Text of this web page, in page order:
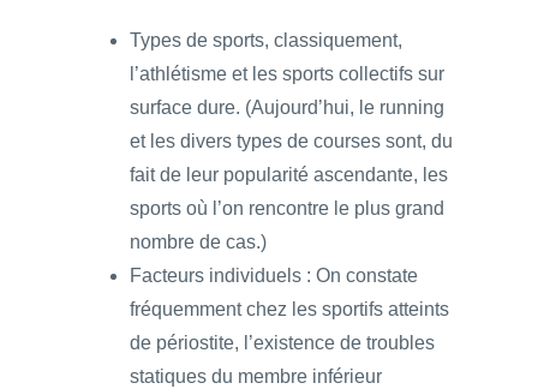
Types de sports, classiquement,
l’athlétisme et les sports collectifs sur
surface dure. (Aujourd’hui, le running
et les divers types de courses sont, du
fait de leur popularité ascendante, les
sports où l’on rencontre le plus grand
nombre de cas.)
Facteurs individuels : On constate
fréquemment chez les sportifs atteints
de périostite, l’existence de troubles
statiques du membre inférieur